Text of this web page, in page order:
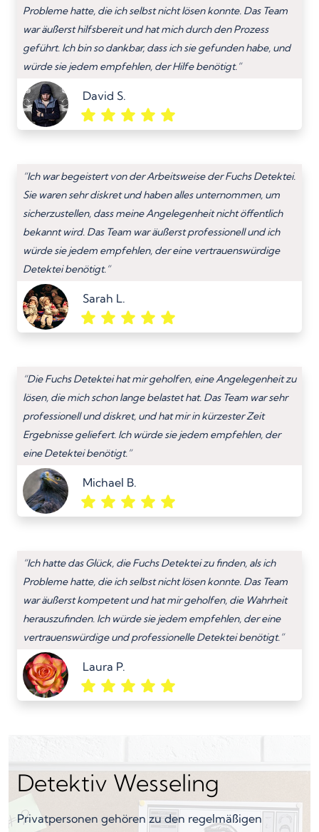
Probleme hatte, die ich selbst nicht lösen konnte. Das Team
war äußerst hilfsbereit und hat mich durch den Prozess
geführt. Ich bin so dankbar, dass ich sie gefunden habe, und
würde sie jedem empfehlen, der Hilfe benötigt.”
David S.
“Ich war begeistert von der Arbeitsweise der Fuchs Detektei.
Sie waren sehr diskret und haben alles unternommen, um
sicherzustellen, dass meine Angelegenheit nicht öffentlich
bekannt wird. Das Team war äußerst professionell und ich
würde sie jedem empfehlen, der eine vertrauenswürdige
Detektei benötigt.”
Sarah L.
“Die Fuchs Detektei hat mir geholfen, eine Angelegenheit zu
lösen, die mich schon lange belastet hat. Das Team war sehr
professionell und diskret, und hat mir in kürzester Zeit
Ergebnisse geliefert. Ich würde sie jedem empfehlen, der
eine Detektei benötigt.”
Michael B.
“Ich hatte das Glück, die Fuchs Detektei zu finden, als ich
Probleme hatte, die ich selbst nicht lösen konnte. Das Team
war äußerst kompetent und hat mir geholfen, die Wahrheit
herauszufinden. Ich würde sie jedem empfehlen, der eine
vertrauenswürdige und professionelle Detektei benötigt.”
Laura P.
Detektiv Wesseling
Privatpersonen gehören zu den regelmäßigen